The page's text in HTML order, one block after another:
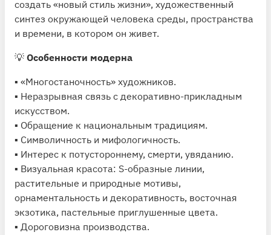
создать «новый стиль жизни», художественный
синтез окружающей человека среды, пространства
и времени, в котором он живет.
💡 Особенности модерна
▪️ «Многостаночность» художников.
▪️ Неразрывная связь с декоративно-прикладным
искусством.
▪️ Обращение к национальным традициям.
▪️ Символичность и мифологичность.
▪️ Интерес к потустороннему, смерти, увяданию.
▪️ Визуальная красота: S-образные линии,
растительные и природные мотивы,
орнаментальность и декоративность, восточная
экзотика, пастельные приглушенные цвета.
▪️ Дороговизна производства.